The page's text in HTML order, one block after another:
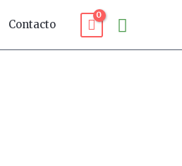
Contacto Buscar